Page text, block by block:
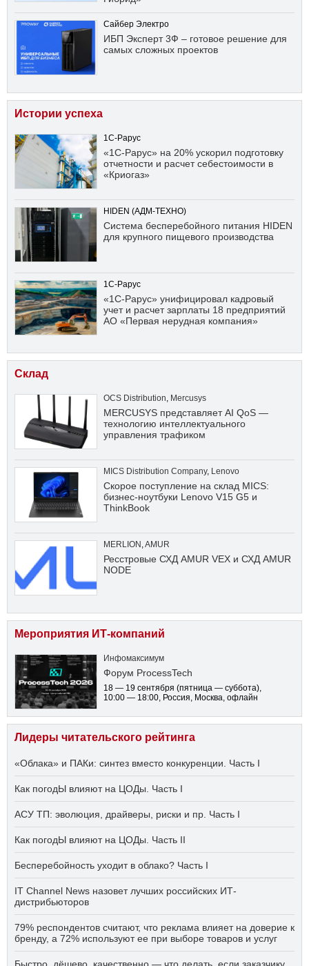
Сайбер Электро
ИБП Эксперт 3Ф – готовое решение для
самых сложных проектов
Истории успеха
1С-Рарус
«1С-Рарус» на 20% ускорил подготовку
отчетности и расчет себестоимости в
«Криогаз»
HIDEN (АДМ-ТЕХНО)
Система бесперебойного питания HIDEN
для крупного пищевого производства
1С-Рарус
«1С-Рарус» унифицировал кадровый
учет и расчет зарплаты 18 предприятий
АО «Первая нерудная компания»
Склад
OCS Distribution, Mercusys
MERCUSYS представляет AI QoS —
технологию интеллектуального
управления трафиком
MICS Distribution Company, Lenovo
Скорое поступление на склад MICS:
бизнес-ноутбуки Lenovo V15 G5 и
ThinkBook
MERLION ,AMUR
Ресстровые СХД AMUR VEX и СХД AMUR
NODE
Мероприятия ИТ-компаний
Инфомаксимум
Форум ProcessTech
18 — 19 сентября (пятница — суббота),
10:00 — 18:00, Россия, Москва, офлайн
Лидеры читательского рейтинга
«Облака» и ПАКи: синтез вместо конкуренции. Часть I
Как погодЫ влияют на ЦОДы. Часть I
АСУ ТП: эволюция, драйверы, риски и пр. Часть I
Как погодЫ влияют на ЦОДы. Часть II
Бесперебойность уходит в облако? Часть I
IT Channel News назовет лучших российских ИТ-
дистрибьюторов
79% респондентов считают, что реклама влияет на доверие к
бренду, а 72% используют ее при выборе товаров и услуг